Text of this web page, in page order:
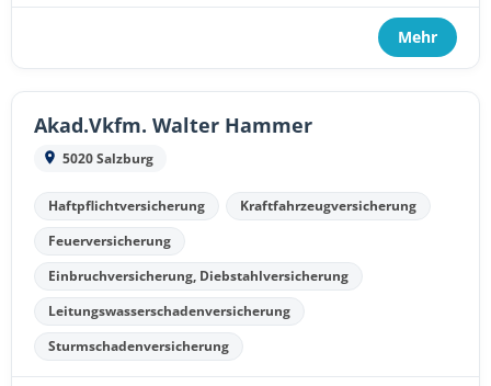
Mehr
Akad.Vkfm. Walter Hammer
5020 Salzburg
Haftpflichtversicherung
Kraftfahrzeugversicherung
Feuerversicherung
Einbruchversicherung, Diebstahlversicherung
Leitungswasserschadenversicherung
Sturmschadenversicherung